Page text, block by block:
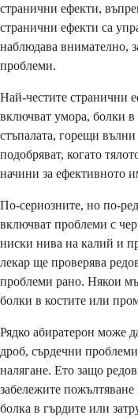
странични ефекти,
странични ефекти са
наблюдава внимателно,
проблеми.
Най-честите странични
включват умора, болки в
стъпалата, горещи
подобряват, когато
начини за ефективното
По-сериозните, но по-
включват проблеми с
ниски нива на калий и
лекар ще проверява
проблеми рано. Някои
болки в костите или
Рядко абиратерон може
дроб, сърдечни
налягане. Ето защо
забележите
болка в гърдите или